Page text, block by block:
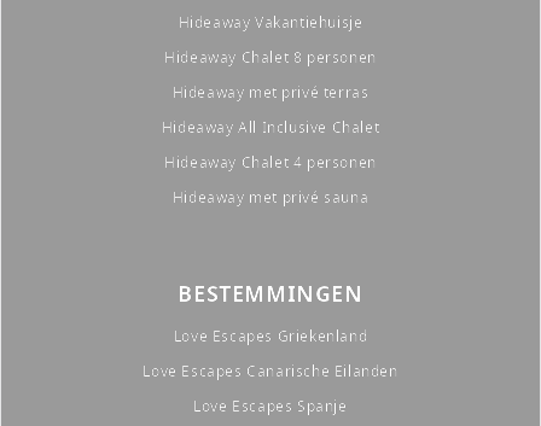
Hideaway Vakantiehuisje
Hideaway Chalet 8 personen
Hideaway met privé terras
Hideaway All Inclusive Chalet
Hideaway Chalet 4 personen
Hideaway met privé sauna
BESTEMMINGEN
Love Escapes Griekenland
Love Escapes Canarische Eilanden
Love Escapes Spanje